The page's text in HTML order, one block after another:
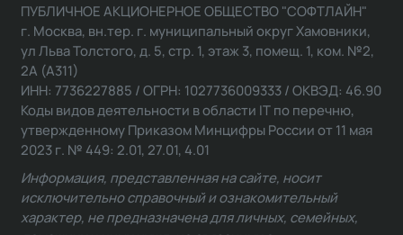
ПУБЛИЧНОЕ АКЦИОНЕРНОЕ ОБЩЕСТВО "СОФТЛАЙН"
г. Москва, вн.тер. г. муниципальный округ Хамовники,
ул Льва Толстого, д. 5, стр. 1, этаж 3, помещ. 1, ком. №2,
2А (А311)
ИНН: 7736227885 / ОГРН: 1027736009333 / ОКВЭД: 46.90
Коды видов деятельности в области IT по перечню,
утвержденному Приказом Минцифры России от 11 мая
2023 г. № 449: 2.01, 27.01, 4.01
Информация, представленная на сайте, носит
исключительно справочный и ознакомительный
характер, не предназначена для личных, семейных,